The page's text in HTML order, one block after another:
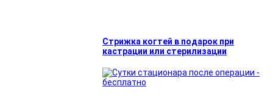
Стрижка когтей в подарок при
кастрации или стерилизации